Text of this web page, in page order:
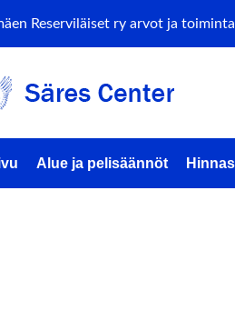
Reserviläiset ry arvot ja toiminta
Alue ja pelisäännöt